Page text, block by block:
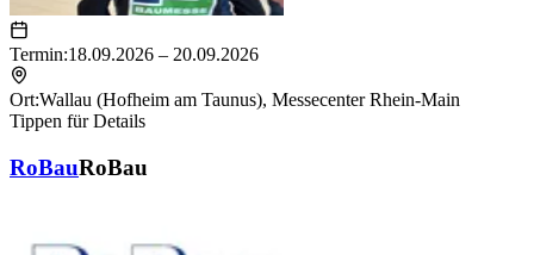
Termin:18.09.2026 – 20.09.2026
Ort:Wallau (Hofheim am Taunus), Messecenter Rhein-Main
Tippen für Details
RoBauRoBau